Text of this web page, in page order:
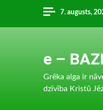
content
7. augusts,
e –
Grēka alga ir
dzīvība Kristū